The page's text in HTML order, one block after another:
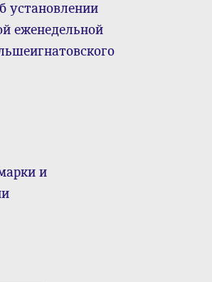
установлении
еженедельной
и